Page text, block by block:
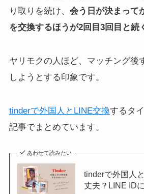
り取りを続け、 会う日が決まって
を交換するほうが2回目3回目と続
ヤリモクの人ほど、マッチング後
しようとする印象です。
tinderで外国人とLINE交換するタ
記事でまとめています。
あわせて読みたい
tinderで外国人
丈夫？LINE ID